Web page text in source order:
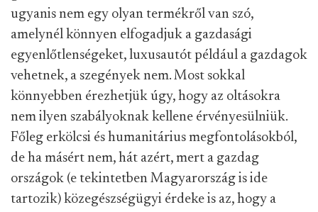
ugyanis nem egy olyan termékről van szó,
amelynél könnyen elfogadjuk a gazdasági
egyenlőtlenségeket, luxusautót például a gazdagok
vehetnek, a szegények nem. Most sokkal
könnyebben érezhetjük úgy, hogy az oltásokra
nem ilyen szabályoknak kellene érvényesülniük.
Főleg erkölcsi és humanitárius megfontolásokból,
de ha másért nem, hát azért, mert a gazdag
országok (e tekintetben Magyarország is ide
tartozik) közegészségügyi érdeke is az, hogy a